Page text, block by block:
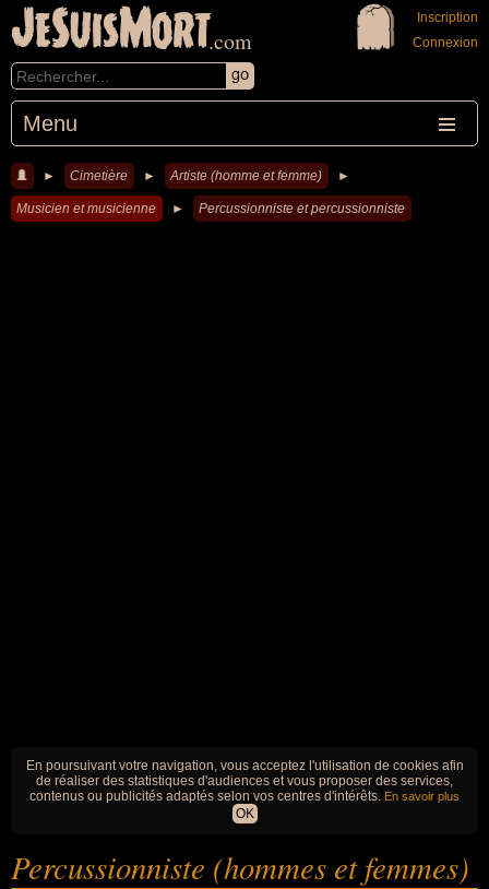
JeSuisMort.com
Menu
Inscription
Connexion
► Cimetière ► Artiste (homme et femme) ►
Musicien et musicienne ► Percussionniste et percussionniste
En poursuivant votre navigation, vous acceptez l'utilisation de cookies afin
de réaliser des statistiques d'audiences et vous proposer des services,
contenus ou publicités adaptés selon vos centres d'intérêts. En savoir plus
OK
Percussionniste (hommes et femmes)